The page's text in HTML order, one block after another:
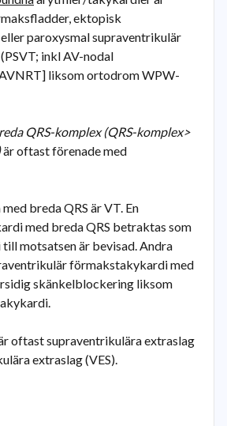
ektopisk
paroxysmal supraventrikulär
inkl AV-nodal
liksom ortodrom WPW-
QRS-komplex (QRS-komplex>
är oftast förenade med
breda QRS är VT. En
med breda QRS betraktas som
motsatsen är bevisad. Andra
förmakstakykardi med
skänkelblockering liksom
oftast supraventrikulära extraslag
extraslag (VES).